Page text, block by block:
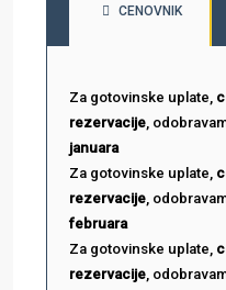
CENOVNIK
Za gotovinske uplate,
rezervacije,
januara
Za gotovinske uplate,
rezervacije,
februara
Za gotovinske uplate,
rezervacije,